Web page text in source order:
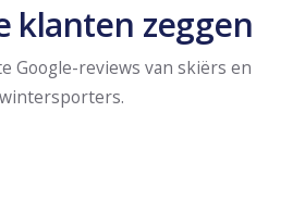
klanten zeggen
Google-reviews van skiërs en
wintersporters.